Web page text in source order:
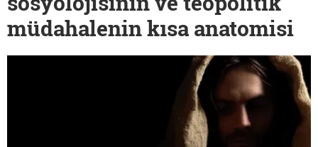
müdahalenin kısa anatomisi